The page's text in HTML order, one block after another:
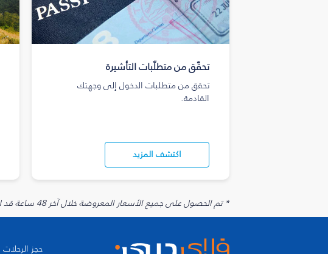
تحقّق من متطلّبات التأشيرة
تحقق من متطلبات الدخول إلى وجهتك
القادمة.
اكتشف المزيد
* تم الحصول على جميع الأسعار المعروضة خلال آخر 48 ساعة قد لا تكون متوفرة في وقت الحجز. قد يتم تطبيق رسوم إضافية على الإضافات الاختيارية.
حجز الرحلات